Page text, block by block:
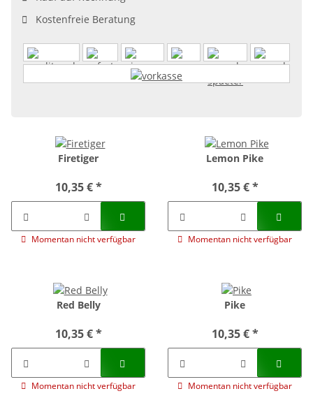
Kostenfreie Beratung
Firetiger
10,35 €*
Momentan nicht verfügbar
Lemon Pike
10,35 €*
Momentan nicht verfügbar
Red Belly
10,35 €*
Momentan nicht verfügbar
Pike
10,35 €*
Momentan nicht verfügbar